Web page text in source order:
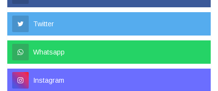
Twitter
Whatsapp
Instagram